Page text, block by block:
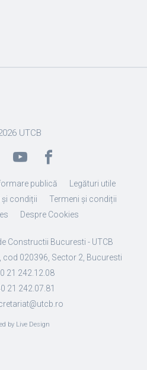
UTCB
publică
Legături utile
și condiții
Termeni și condiții
Despre Cookies
Constructii Bucuresti - UTCB
cod 020396, Sector 2, Bucuresti
21 242.12.08
21 242.07.81
by Live Design